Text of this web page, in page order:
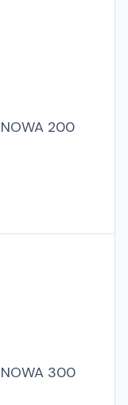
200
300